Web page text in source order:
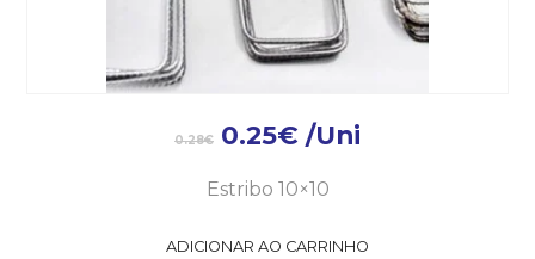
0.28€ 0.25€ /Uni
Estribo 10×10
ADICIONAR AO CARRINHO